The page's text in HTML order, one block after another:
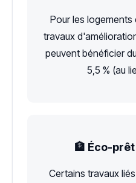
Pour les logements
travaux
peuvent bénéficier
5,5 % (au
🏦 Éco-
Certains travaux